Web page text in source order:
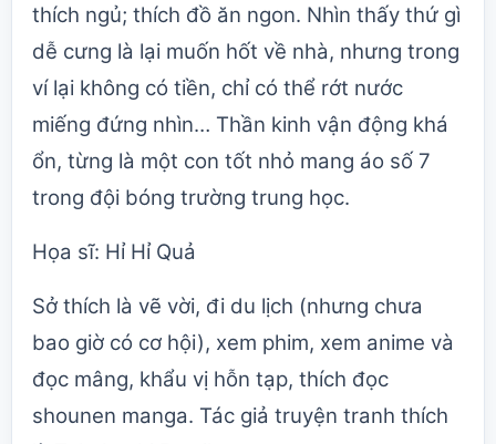
thích ngủ; thích đồ ăn ngon. Nhìn thấy thứ gì
dễ cưng là lại muốn hốt về nhà, nhưng trong
ví lại không có tiền, chỉ có thể rớt nước
miếng đứng nhìn… Thần kinh vận động khá
ổn, từng là một con tốt nhỏ mang áo số 7
trong đội bóng trường trung học.
Họa sĩ: Hỉ Hỉ Quả
Sở thích là vẽ vời, đi du lịch (nhưng chưa
bao giờ có cơ hội), xem phim, xem anime và
đọc mâng, khẩu vị hỗn tạp, thích đọc
shounen manga. Tác giả truyện tranh thích